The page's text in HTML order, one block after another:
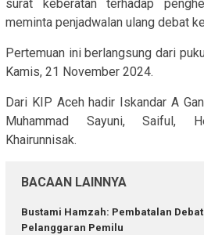
surat keberatan terhadap
meminta penjadwalan ulang debat
Pertemuan ini berlangsung dari
Kamis, 21 November 2024.
Dari KIP Aceh hadir Iskandar A
Muhammad Sayuni, Saiful,
Khairunnisak.
BACAAN LAINNYA
Bustami Hamzah: Pembatalan
Pelanggaran Pemilu